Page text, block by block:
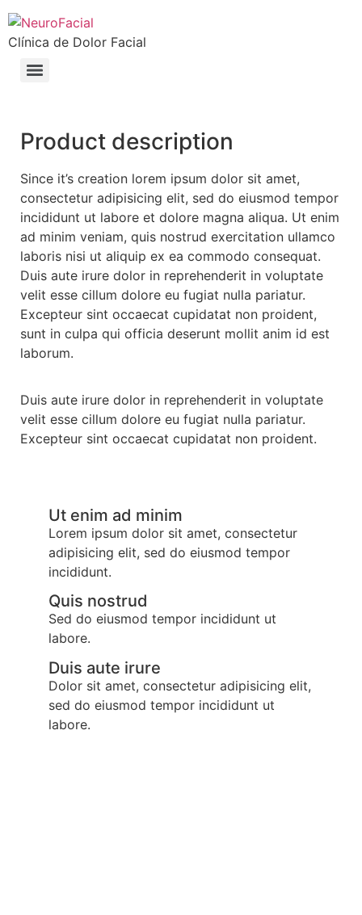
Clínica de Dolor Facial
Product description
Since it’s creation lorem ipsum dolor sit amet,
consectetur adipisicing elit, sed do eiusmod tempor
incididunt ut labore et dolore magna aliqua. Ut enim
ad minim veniam, quis nostrud exercitation ullamco
laboris nisi ut aliquip ex ea commodo consequat.
Duis aute irure dolor in reprehenderit in voluptate
velit esse cillum dolore eu fugiat nulla pariatur.
Excepteur sint occaecat cupidatat non proident,
sunt in culpa qui officia deserunt mollit anim id est
laborum.
Duis aute irure dolor in reprehenderit in voluptate
velit esse cillum dolore eu fugiat nulla pariatur.
Excepteur sint occaecat cupidatat non proident.
Ut enim ad minim
Lorem ipsum dolor sit amet, consectetur
adipisicing elit, sed do eiusmod tempor
incididunt.
Quis nostrud
Sed do eiusmod tempor incididunt ut
labore.
Duis aute irure
Dolor sit amet, consectetur adipisicing elit,
sed do eiusmod tempor incididunt ut
labore.